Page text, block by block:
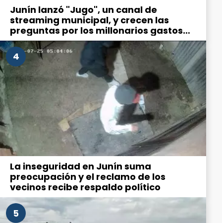
Junín lanzó "Jugo", un canal de
streaming municipal, y crecen las
preguntas por los millonarios gastos
en comunicación
4
La inseguridad en Junín suma
preocupación y el reclamo de los
vecinos recibe respaldo político
5